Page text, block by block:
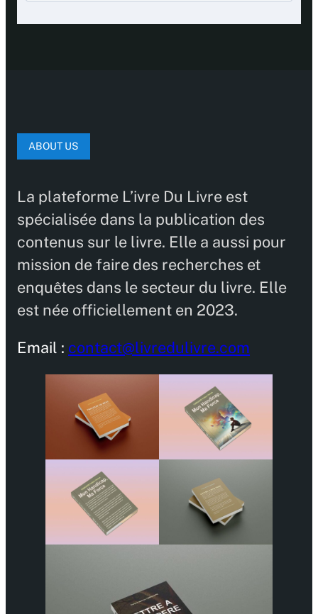
ABOUT US
La plateforme L’ivre Du Livre est
spécialisée dans la publication des
contenus sur le livre. Elle a aussi pour
mission de faire des recherches et
enquêtes dans le secteur du livre. Elle
est née officiellement en 2023.
Email : contact@livredulivre.com